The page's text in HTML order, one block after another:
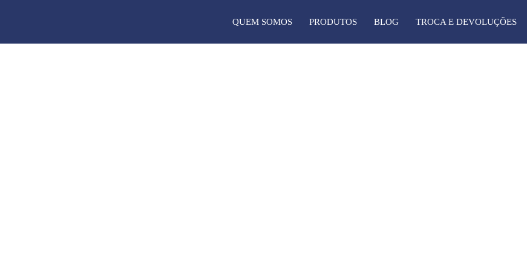
QUEM SOMOS PRODUTOS BLOG TROCA E DEVOLUÇÕES